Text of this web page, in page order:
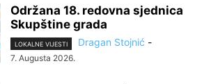
Održana 18. redovna sjednica
Skupštine grada
LOKALNE VIJESTI Dragan Stojnić -
7. Augusta 2026.